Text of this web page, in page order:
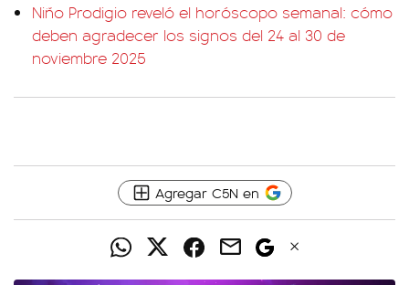
Niño Prodigio reveló el horóscopo semanal: cómo
deben agradecer los signos del 24 al 30 de
noviembre 2025
Agregar C5N en